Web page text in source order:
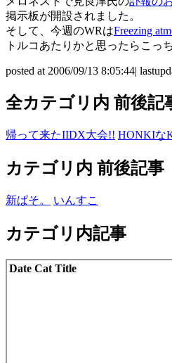
掲示板が開設されました。
そして、今週のWRはFreezing
トルコあたりかと思ったらこっ
posted at 2006/09/13 8:05:44|
全カテゴリ内 前後記
帰って来たIIDX大会!! HONKIな
カテゴリ内 前後記事
新ぱそ。 いんすこ
カテゴリ内記事